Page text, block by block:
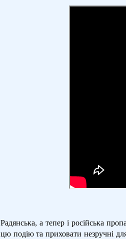
Радянська, а тепер і російська
цю подію та приховати незручні